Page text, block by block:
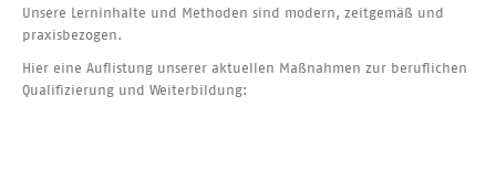
Unsere Lerninhalte und Methoden sind modern, zeitgemäß und
praxisbezogen.
Hier eine Auflistung unserer aktuellen Maßnahmen zur beruflichen
Qualifizierung und Weiterbildung: